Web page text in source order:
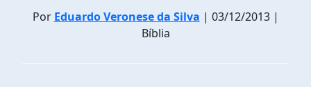
Por Eduardo Veronese da Silva | 03/12/2013 |
Bíblia